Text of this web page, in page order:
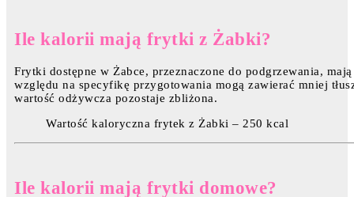
Ile kalorii mają frytki z Żabki?
Frytki dostępne w Żabce, przeznaczone do podgrzewania,
względu na specyfikę przygotowania mogą zawierać mniej
wartość odżywcza pozostaje zbliżona.
Wartość kaloryczna frytek z Żabki – 250 kcal
Ile kalorii mają frytki domowe?